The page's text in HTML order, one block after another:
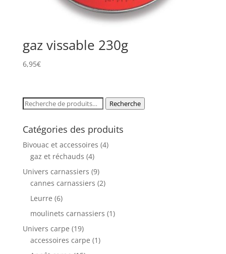
gaz vissable 230g
6,95€
Recherche
Recherche
Catégories des produits
Bivouac et accessoires (4)
gaz et réchauds (4)
Univers carnassiers (9)
cannes carnassiers (2)
Leurre (6)
moulinets carnassiers (1)
Univers carpe (19)
accessoires carpe (1)